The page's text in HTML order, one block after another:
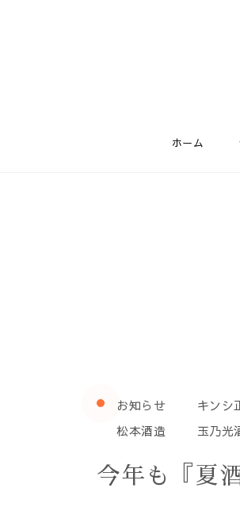
ホーム
お知らせ キンシ
松本酒造
玉乃光
今年も『夏